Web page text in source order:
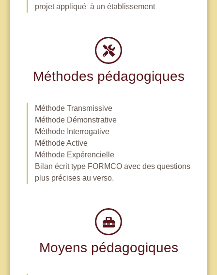
projet appliqué à un établissement
Méthodes pédagogiques
Méthode Transmissive
Méthode Démonstrative
Méthode Interrogative
Méthode Active
Méthode Expérencielle
Bilan écrit type FORMCO avec des questions
plus précises au verso.
Moyens pédagogiques